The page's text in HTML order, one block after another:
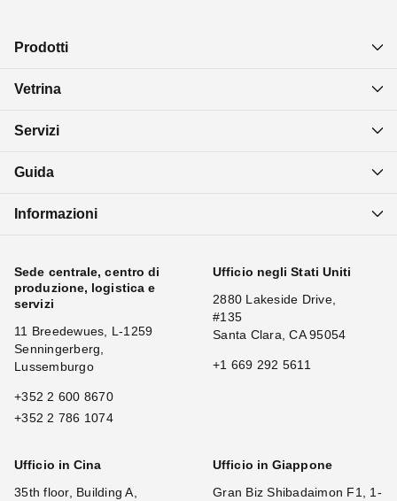
Prodotti
Vetrina
Servizi
Guida
Informazioni
Sede centrale, centro di
produzione, logistica e
servizi
11 Breedewues, L-1259
Senningerberg,
Lussemburgo
+352 2 600 8670
+352 2 786 1074
Ufficio negli Stati Uniti
2880 Lakeside Drive,
#135
Santa Clara, CA 95054
+1 669 292 5611
Ufficio in Cina
35th floor, Building A,
Ufficio in Giappone
Gran Biz Shibadaimon F1, 1-